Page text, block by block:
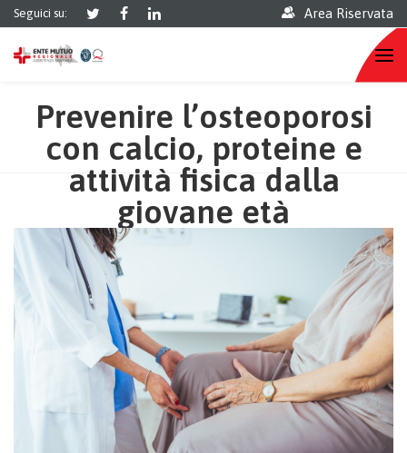
Seguici su: Area Riservata
Prevenire l’osteoporosi
con calcio, proteine e
attività fisica dalla
giovane età